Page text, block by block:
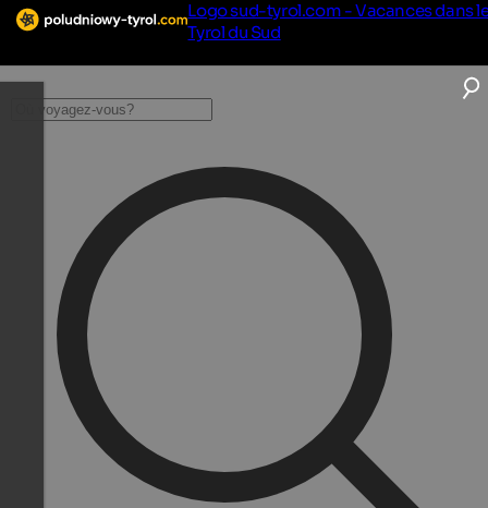
Logo sud-tyrol.com - Vacances dans
Tyrol du Sud